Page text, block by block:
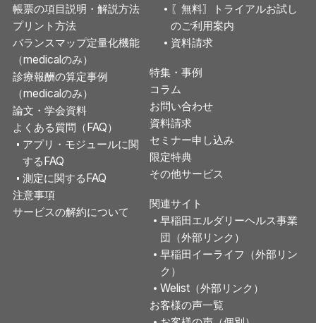
帳票の項目説明・解説方法
プリント方法
バランスマップ定量化機能
（medicalのみ）
診療報酬の算定事例
（medicalのみ）
論文・学会資料
よくある質問（FAQ）
アプリ・モジュールに関
するFAQ
測定に関するFAQ
注意事項
サービスの解約について
〖無料〗トライアルお試し
のご利用案内
資料請求
特集・事例
コラム
お問い合わせ
資料請求
セミナー申し込み
限定特典
その他サービス
関連サイト
早稲田エルダリーヘルス事業
団（外部リンク）
早稲田イーライフ（外部リン
ク）
Welist（外部リンク）
お客様の声一覧